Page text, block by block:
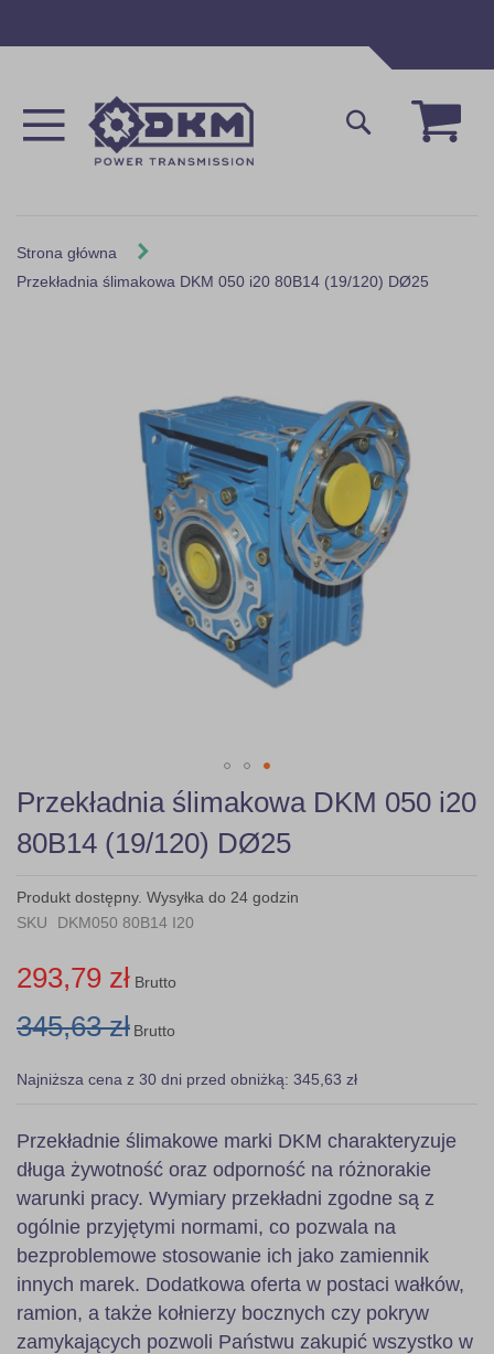
Mój
Szukaj
Strona główna
Przekładnia ślimakowa DKM 050 i20 80B14 (19/120) DØ25
Skip
to
the
beginning
the
images
Przekładnia ślimakowa DKM 050 i20
80B14 (19/120) DØ25
Produkt dostępny. Wysyłka do 24 godzin
SKU
DKM050 80B14 I20
293,79 zł Brutto
345,63 zł Brutto
Najniższa cena z 30 dni przed obniżką: 345,63 zł
Przekładnie ślimakowe marki DKM charakteryzuje
długa żywotność oraz odporność na różnorakie
warunki pracy. Wymiary przekładni zgodne są z
ogólnie przyjętymi normami, co pozwala na
bezproblemowe stosowanie ich jako zamiennik
innych marek. Dodatkowa oferta w postaci wałków,
ramion, a także kołnierzy bocznych czy pokryw
zamykających pozwoli Państwu zakupić wszystko w